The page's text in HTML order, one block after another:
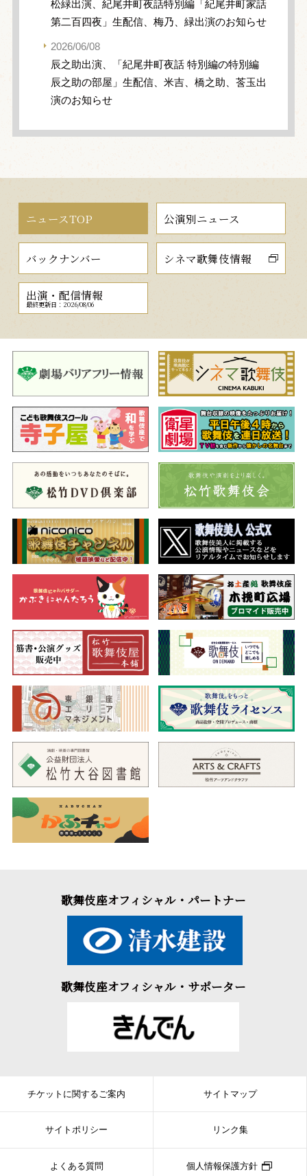
松緑出演、紀尾井町夜話特別編「紀尾井町家話
第二百四夜」生配信、梅乃、緑出演のお知らせ
2026/06/08
辰之助出演、「紀尾井町夜話 特別編の特別編
辰之助の部屋」生配信、米吉、橋之助、莟玉出
演のお知らせ
ニュースTOP 公演別ニュース
バックナンバー シネマ歌舞伎情報
出演・配信情報
最終更新日：2026/08/06
歌舞伎座オフィシャル・パートナー
歌舞伎座オフィシャル・サポーター
チケットに関するご案内 サイトマップ
サイトポリシー リンク集
よくある質問 個人情報保護方針